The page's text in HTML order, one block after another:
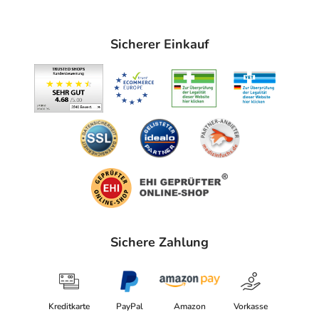
Sicherer Einkauf
Sichere Zahlung
Kreditkarte PayPal Amazon Vorkasse